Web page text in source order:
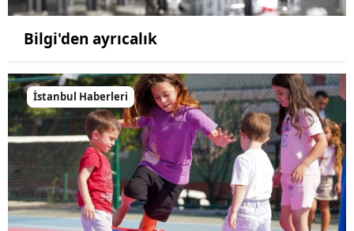
Bilgi'den ayrıcalık
İstanbul Haberleri